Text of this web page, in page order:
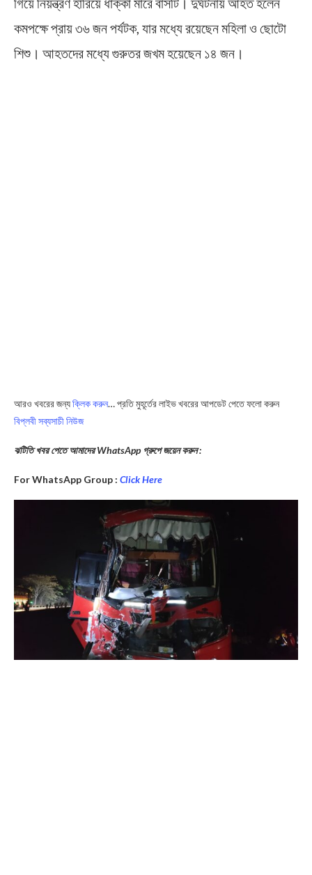
কমপক্ষে প্রায় ৩৬ জন পর্যটক, যার মধ্যে রয়েছেন মহিলা ও ছোটো
শিশু। আহতদের মধ্যে গুরুতর জখম হয়েছেন ১৪ জন।
আরও খবরের জন্যক্লিক করুন… প্রতি মুহূর্তের লাইভ খবরের আপডেট পেতে ফলো করুন
বিপ্লবী সব্যসাচী নিউজ
ঝটিতি খবর পেতে আমাদের WhatsApp গ্রুপে জয়েন করুন :
For WhatsApp Group : Click Here